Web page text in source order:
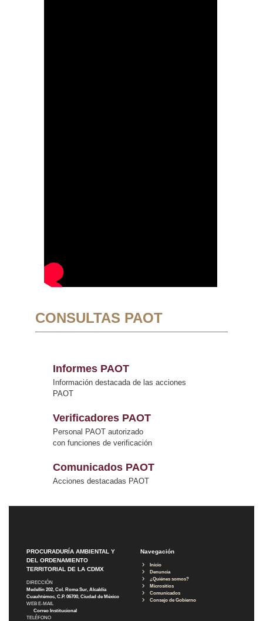
CONSULTAS PAOT
Informes PAOT
Información destacada de las acciones
PAOT
Verificadores PAOT
Personal PAOT autorizado
con funciones de verificación
Comunicados PAOT
Acciones destacadas PAOT
PROCURADURÍA AMBIENTAL Y
DEL ORDENAMIENTO
TERRITORIAL DE LA CDMX
DIRECCIÓN
Medellín 202, Col. Roma Sur, Alcaldía
Cuauhtémoc, C.P. 06700, Ciudad de México
WEB E-MAIL
Correo Institucional
TELÉFONO
Navegación
Inicio
Denuncia
¿Quiénes somos?
Micrositios
Comunicados
Consejo de Gobierno